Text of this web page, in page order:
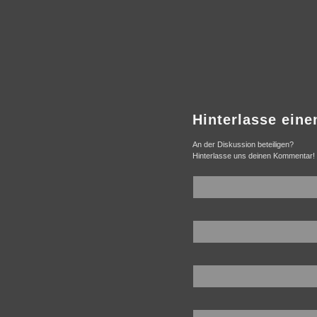
Hinterlasse
An der Diskussion beteiligen?
Hinterlasse uns deinen Kommentar!